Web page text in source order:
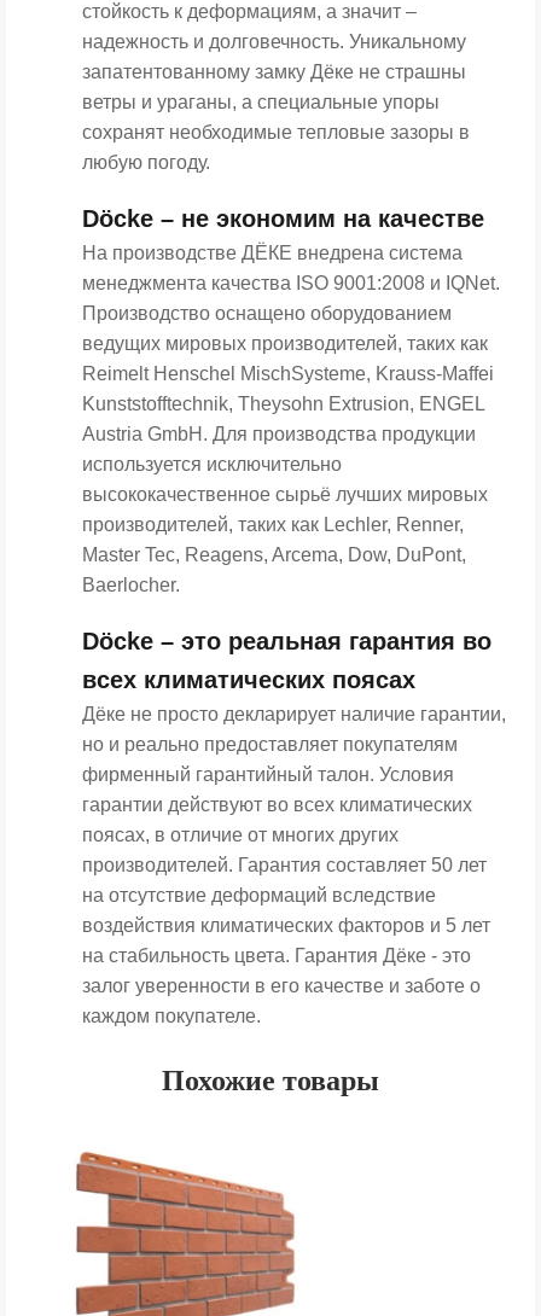
стойкость к деформациям, а значит –
надежность и долговечность. Уникальному
запатентованному замку Дёке не страшны
ветры и ураганы, а специальные упоры
сохранят необходимые тепловые зазоры в
любую погоду.
Döcke – не экономим на качестве
На производстве ДЁКЕ внедрена система
менеджмента качества ISO 9001:2008 и IQNet.
Производство оснащено оборудованием
ведущих мировых производителей, таких как
Reimelt Henschel MischSysteme, Krauss-Maffei
Kunststofftechnik, Theysohn Extrusion, ENGEL
Austria GmbH. Для производства продукции
используется исключительно
высококачественное сырьё лучших мировых
производителей, таких как Lechler, Renner,
Master Tec, Reagens, Arcema, Dow, DuPont,
Baerlocher.
Döcke – это реальная гарантия во
всех климатических поясах
Дёке не просто декларирует наличие гарантии,
но и реально предоставляет покупателям
фирменный гарантийный талон. Условия
гарантии действуют во всех климатических
поясах, в отличие от многих других
производителей. Гарантия составляет 50 лет
на отсутствие деформаций вследствие
воздействия климатических факторов и 5 лет
на стабильность цвета. Гарантия Дёке - это
залог уверенности в его качестве и заботе о
каждом покупателе.
Похожие товары